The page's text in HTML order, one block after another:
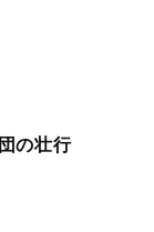
の壮行